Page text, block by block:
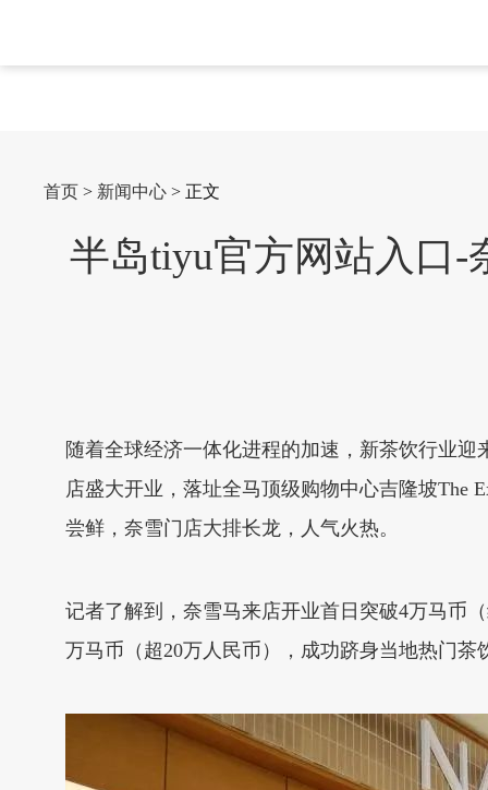
首页 > 新闻中心 > 正文
半岛tiyu官方网站入口
随着全球经济一体化进程的加速，新茶饮行业
店盛大开业，落址全马顶级购物中心吉隆坡The
尝鲜，奈雪门店大排长龙，人气火热。
记者了解到，奈雪马来店开业首日突破4万马币
万马币（超20万人民币），成功跻身当地热门茶